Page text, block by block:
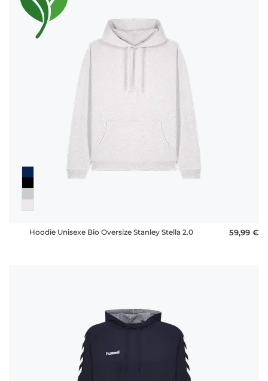
Hoodie Unisexe Bio Oversize Stanley Stella 2.0 59,99 €